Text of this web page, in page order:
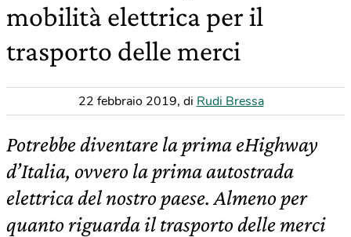
mobilità elettrica per il
trasporto delle merci
22 febbraio 2019, di Rudi Bressa
Potrebbe diventare la prima eHighway
d’Italia, ovvero la prima autostrada
elettrica del nostro paese. Almeno per
quanto riguarda il trasporto delle merci